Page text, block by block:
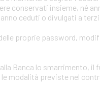
conservati insieme, né
ceduti o divulgati a
proprie password,
Banca lo smarrimento, il
modalità previste nel